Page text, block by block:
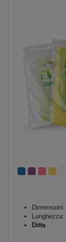
Dimensioni:
Lunghezza:
Ditta